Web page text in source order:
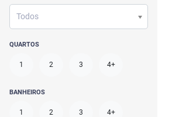
Todos
QUARTOS
1 2 3 4+
BANHEIROS
1 2 3 4+